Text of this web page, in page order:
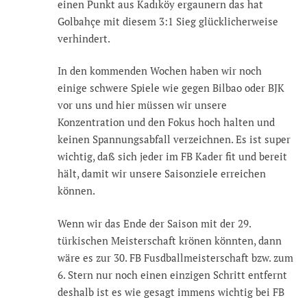
einen Punkt aus Kadıköy ergaunern das hat
Golbahçe mit diesem 3:1 Sieg glücklicherweise
verhindert.
In den kommenden Wochen haben wir noch
einige schwere Spiele wie gegen Bilbao oder BJK
vor uns und hier müssen wir unsere
Konzentration und den Fokus hoch halten und
keinen Spannungsabfall verzeichnen. Es ist super
wichtig, daß sich jeder im FB Kader fit und bereit
hält, damit wir unsere Saisonziele erreichen
können.
Wenn wir das Ende der Saison mit der 29.
türkischen Meisterschaft krönen könnten, dann
wäre es zur 30. FB Fusdballmeisterschaft bzw. zum
6. Stern nur noch einen einzigen Schritt entfernt
deshalb ist es wie gesagt immens wichtig bei FB